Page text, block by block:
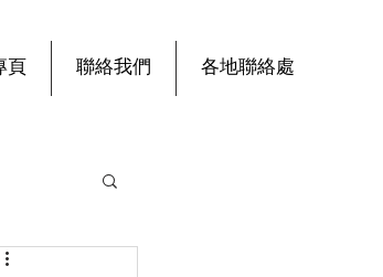
頁 聯絡我們 各地聯絡處